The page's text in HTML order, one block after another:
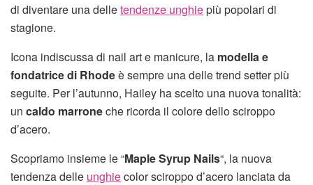
di diventare una delletendenze unghiepiù popolari di
stagione.
Icona indiscussa di nail art e manicure, la modella e
fondatrice di Rhodeè sempre una delle trend setter più
seguite. Per l’autunno, Hailey ha scelto una nuova tonalità:
un caldo marroneche ricorda il colore dello sciroppo
d’acero.
Scopriamo insieme le “Maple Syrup Nails“, la nuova
tendenza delle unghiecolor sciroppo d’acero lanciata da